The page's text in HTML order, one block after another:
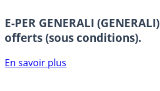
E-PER GENERALI (GENERALI)
offerts (sous conditions).
En savoir plus